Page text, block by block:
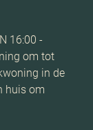
16:00 -
om tot
in de
huis om